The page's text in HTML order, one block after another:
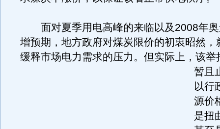
面对夏季用电高峰的来临以及2008年奥
增预期，地方政府对煤炭限价的初衷昭然，
缓释市场电力需求的压力。 但实际上，该举
暂且
以行
源价
是扭